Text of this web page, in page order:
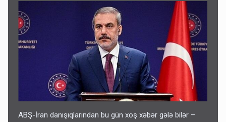
ABŞ-İran danışıqlarından bu gün xoş xəbər gələ bilər –